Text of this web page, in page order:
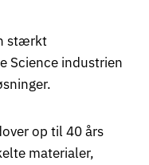
stærkt
Science industrien
op til 40 års
materialer,